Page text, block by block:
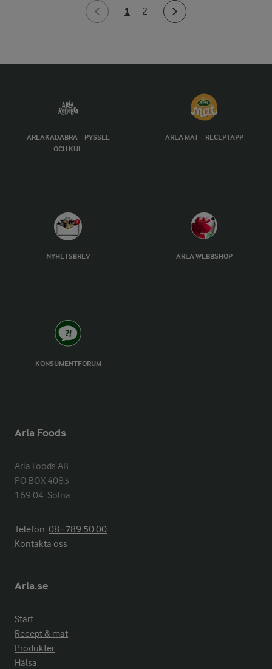
1 2
ARLAKADABRA – PYSSEL
OCH KUL
ARLA MAT – RECEPTAPP
NYHETSBREV ARLA WEBBSHOP
KONSUMENTFORUM
Arla Foods
Arla Foods AB
PO BOX 4083
169 04  Solna
Telefon:08−789 50 00
Kontakta oss
Arla.se
Start
Recept & mat
Produkter
Hälsa